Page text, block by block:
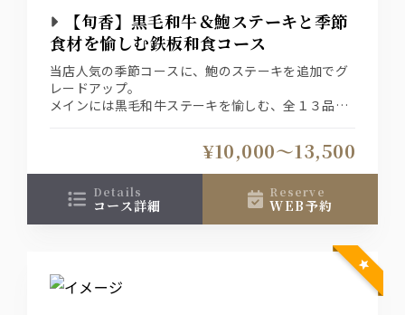
【旬香】黒毛和牛＆鮑ステーキと季節
食材を愉しむ鉄板和食コース
当店人気の季節コースに、鮑のステーキを追加でグ
レードアップ。
メインには黒毛和牛ステーキを愉しむ、全１３品の
プランは、＜お料理のみ＞＜純飲み放題＞＜特選飲
み放題＞ご用意しております。
※詳しくはページ下をご覧下さい
¥10,000〜13,500
details
コース詳細
reserve
WEB予約